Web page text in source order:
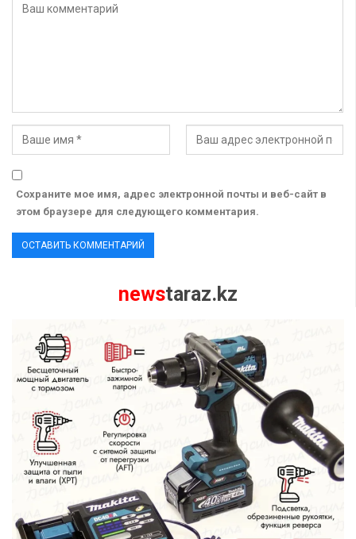
Сохраните мое имя, адрес электронной почты и веб-сайт в
этом браузере для следующего комментария.
newstaraz.kz